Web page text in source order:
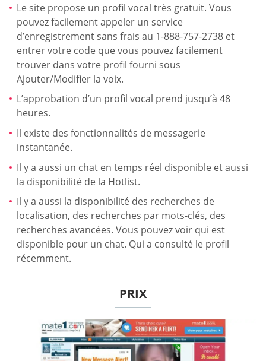
Le site propose un profil vocal très gratuit. Vous
pouvez facilement appeler un service
d’enregistrement sans frais au 1-888-757-2738 et
entrer votre code que vous pouvez facilement
trouver dans votre profil fourni sous
Ajouter/Modifier la voix.
L’approbation d’un profil vocal prend jusqu’à 48
heures.
Il existe des fonctionnalités de messagerie
instantanée.
Il y a aussi un chat en temps réel disponible et aussi
la disponibilité de la Hotlist.
Il y a aussi la disponibilité des recherches de
localisation, des recherches par mots-clés, des
recherches avancées. Vous pouvez voir qui est
disponible pour un chat. Qui a consulté le profil
récemment.
PRIX